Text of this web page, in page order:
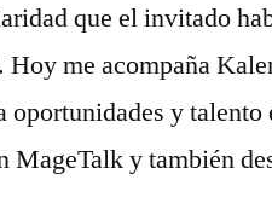
que el invitado
me acompaña
oportunidades y talento
MageTalk y también